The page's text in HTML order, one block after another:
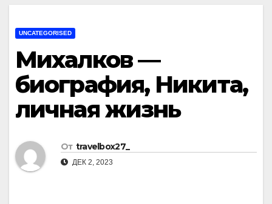
UNCATEGORISED
Михалков —
биография, Никита,
личная жизнь
От travelbox27_
ДЕК 2, 2023